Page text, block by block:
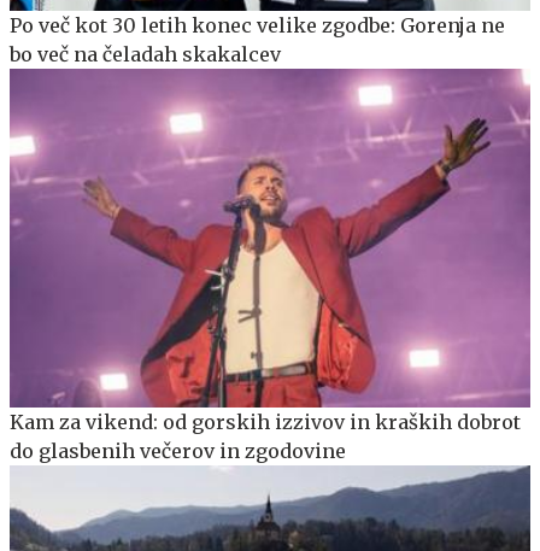
Po več kot 30 letih konec velike zgodbe: Gorenja ne
bo več na čeladah skakalcev
Kam za vikend: od gorskih izzivov in kraških dobrot
do glasbenih večerov in zgodovine